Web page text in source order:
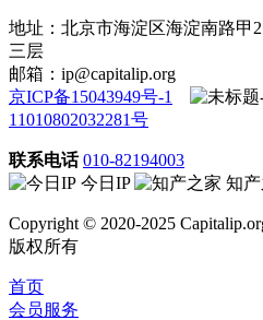
地址：北京市海淀区海淀南路甲
三层
邮箱：ip@capitalip.org
京ICP备15043949号-1
11010802032281号
联系电话 010-82194003
今日IP
知
Copyright © 2020-2025
版权所有
首页
会员服务